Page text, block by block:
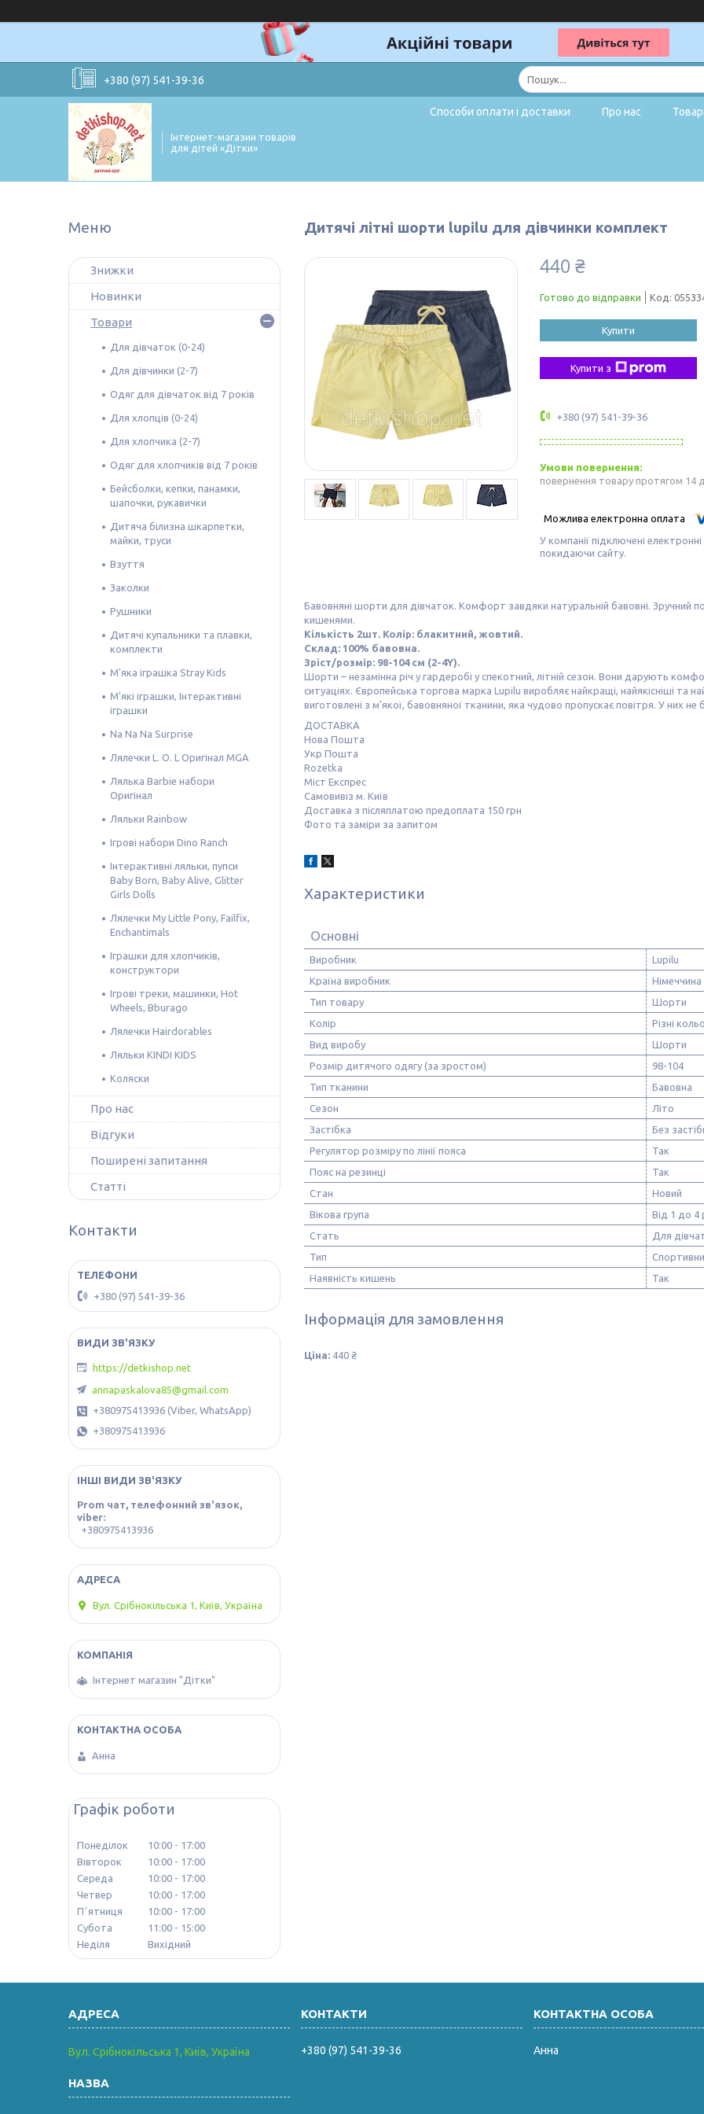
+380 (97) 541-39-36
Інтернет-магазин товарів
для дітей «Дітки»
Способи оплати і доставки Про нас
Дитячі літні шорти lupilu для дівчинки комплект
440 ₴
Готово до відправки Код:
Купити
Купити з
+380 (97) 541-39-36
повернення товару протягом 14
У компанії підключені
покидаючи сайту.
Бавовняні шорти для дівчаток. Комфорт завдяки натуральній бавовні. Зручний
кишенями.
Кількість 2шт. Колір: блакитний, жовтий.
Склад: 100% бавовна.
Зріст/розмір: 98-104 см (2-4Y).
Шорти – незамінна річ у гардеробі у спекотний, літній сезон. Вони дарують
ситуаціях. Європейська торгова марка Lupilu виробляє найкращі, найякісніші та
виготовлені з м'якої, бавовняної тканини, яка чудово пропускає повітря. У них
ДОСТАВКА
Нова Пошта
Укр Пошта
Rozetka
Міст Експрес
Самовивіз м. Київ
Доставка з післяплатою предоплата 150 грн
Фото та заміри за запитом
Характеристики
Основні
Виробник
Lupilu
Країна виробник
Німеччина
Тип товару
Шорти
Колір
Різні
Вид виробу
Шорти
Розмір дитячого одягу (за зростом)
98-104
Тип тканини
Бавовна
Сезон
Літо
Застібка
Без
Регулятор розміру по лінії пояса
Так
Пояс на резинці
Так
Стан
Новий
Вікова група
Від 1 до 4
Стать
Для
Тип
Наявність кишень
Так
Інформація для замовлення
Ціна: 440 ₴
Знижки
Новинки
Товари
Для дівчаток (0-24)
Для дівчинки (2-7)
Одяг для дівчаток від 7 років
Для хлопців (0-24)
Для хлопчика (2-7)
Одяг для хлопчиків від 7 років
Бейсболки, кепки, панамки,
шапочки, рукавички
Дитяча білизна шкарпетки,
майки, труси
Взуття
Заколки
Рушники
Дитячі купальники та плавки,
комплекти
М'яка іграшка Stray Kids
М'які іграшки, Інтерактивні
іграшки
Na Na Na Surprise
Лялечки L. O. L Оригінал MGA
Лялька Barbie набори
Оригінал
Ляльки Rainbow
Ігрові набори Dino Ranch
Інтерактивні ляльки, пупси
Baby Born, Baby Alive, Glitter
Girls Dolls
Лялечки My Little Pony, Failfix,
Enchantimals
Іграшки для хлопчиків,
конструктори
Ігрові треки, машинки, Hot
Wheels, Bburago
Лялечки Hairdorables
Ляльки KINDI KIDS
Коляски
Про нас
Відгуки
Поширені запитання
Статті
Контакти
+380 (97) 541-39-36
https://detkishop.net
annapaskalova85@gmail.com
+380975413936 (Viber, WhatsApp)
+380975413936
ІНШІ ВИДИ ЗВ'ЯЗКУ
Prom чат, телефонний зв'язок,
viber
+380975413936
Вул. Срібнокільська 1, Київ, Україна
Інтернет магазин "Дітки"
Анна
Графік роботи
Понеділок 10:00
17:00
Вівторок
10:00
17:00
Середа
10:00
17:00
Четвер
10:00
17:00
Пʼятниця
10:00
17:00
Субота
11:00
15:00
Неділя
Вихідний
Вул. Срібнокільська 1, Київ, Україна +380 (97) 541-39-36 Анна